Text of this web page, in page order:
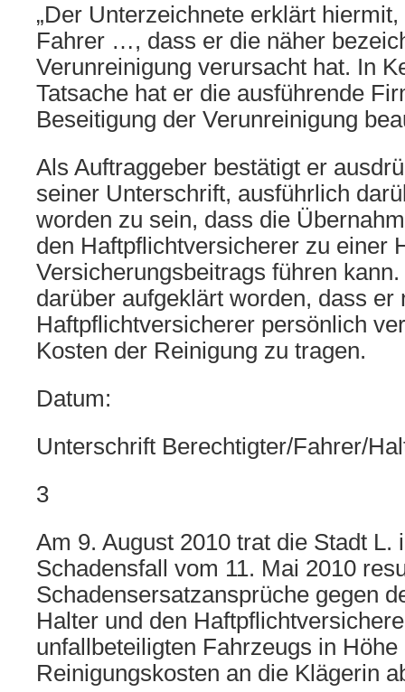
„Der Unterzeichnete erklärt
Fahrer …, dass er die näher
Verunreinigung verursacht hat. In
Tatsache hat er die ausführende
Beseitigung der Verunreinigung
Als Auftraggeber bestätigt er
seiner Unterschrift, ausführlich
worden zu sein, dass die
den Haftpflichtversicherer zu einer
Versicherungsbeitrags führen
darüber aufgeklärt worden, dass er
Haftpflichtversicherer persönlich
Kosten der Reinigung zu tragen.
Datum:
Unterschrift Berechtigter/Fahrer/
3
Am 9. August 2010 trat die Stadt L.
Schadensfall vom 11. Mai 2010
Schadensersatzansprüche gegen
Halter und den
unfallbeteiligten Fahrzeugs in
Reinigungskosten an die Klägerin